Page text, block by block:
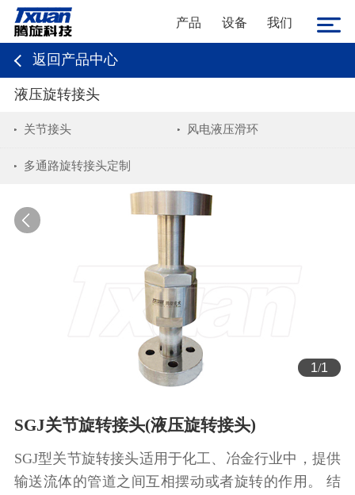
产品 设备 我们
返回产品中心
液压旋转接头
关节接头 风电液压滑环
多通路旋转接头定制
1/1
SGJ关节旋转接头(液压旋转接头)
SGJ型关节旋转接头适用于化工、冶金行业中，提供
输送流体的管道之间互相摆动或者旋转的作用。 结